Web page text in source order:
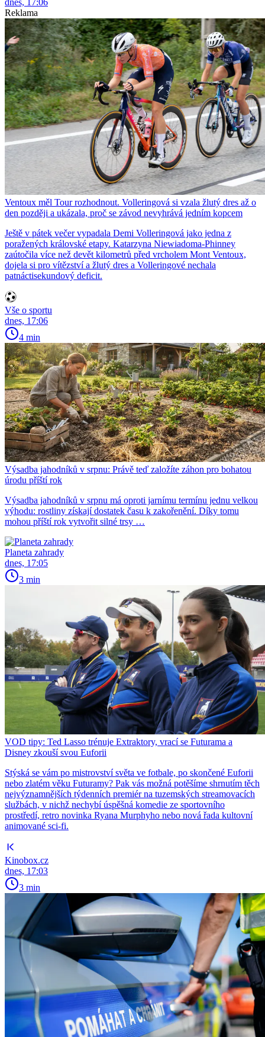
dnes, 17:06
Reklama
Ventoux měl Tour rozhodnout. Volleringová si vzala žlutý dres až o
den později a ukázala, proč se závod nevyhrává jedním kopcem
Ještě v pátek večer vypadala Demi Volleringová jako jedna z
poražených královské etapy. Katarzyna Niewiadoma-Phinney
zaútočila více než devět kilometrů před vrcholem Mont Ventoux,
dojela si pro vítězství a žlutý dres a Volleringové nechala
patnáctisekundový deficit.
Vše o sportu
dnes, 17:06
4 min
Výsadba jahodníků v srpnu: Právě teď založíte záhon pro bohatou
úrodu příští rok
Výsadba jahodníků v srpnu má oproti jarnímu termínu jednu velkou
výhodu: rostliny získají dostatek času k zakořenění. Díky tomu
mohou příští rok vytvořit silné trsy …
Planeta zahrady
dnes, 17:05
3 min
VOD tipy: Ted Lasso trénuje Extraktory, vrací se Futurama a
Disney zkouší svou Euforii
Stýská se vám po mistrovství světa ve fotbale, po skončené Euforii
nebo zlatém věku Futuramy? Pak vás možná potěšíme shrnutím těch
nejvýznamnějších týdenních premiér na tuzemských streamovacích
službách, v nichž nechybí úspěšná komedie ze sportovního
prostředí, retro novinka Ryana Murphyho nebo nová řada kultovní
animované sci-fi.
Kinobox.cz
dnes, 17:03
3 min